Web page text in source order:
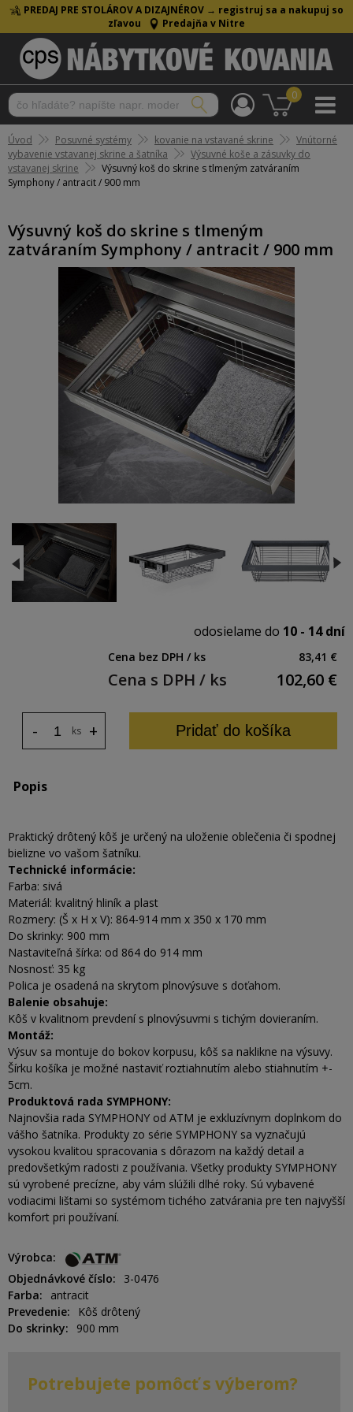
PREDAJ PRE STOLÁROV A DIZAJNÉROV → registruj sa a nakupuj so
zľavou
Predajňa v Nitre
0
Úvod Posuvné systémy kovanie na vstavané skrine
Vnútorné
vybavenie vstavanej skrine a šatníka
Výsuvné koše a zásuvky do
vstavanej skrine
Výsuvný koš do skrine s tlmeným zatváraním
Symphony / antracit / 900 mm
Výsuvný koš do skrine s tlmeným
zatváraním Symphony / antracit / 900 mm
odosielame do 10 - 14 dní
Cena bez DPH / ks 83,41 €
Cena s DPH / ks 102,60 €
ks +
- Pridať do košíka
Popis
Praktický drôtený kôš je určený na uloženie oblečenia či spodnej
bielizne vo vašom šatníku.
Technické informácie:
Farba: sivá
Materiál: kvalitný hliník a plast
Rozmery: (Š x H x V): 864-914 mm x 350 x 170 mm
Do skrinky: 900 mm
Nastaviteľná šírka: od 864 do 914 mm
Nosnosť: 35 kg
Polica je osadená na skrytom plnovýsuve s doťahom.
Balenie obsahuje:
Kôš v kvalitnom prevdení s plnovýsuvmi s tichým dovieraním.
Montáž:
Výsuv sa montuje do bokov korpusu, kôš sa naklikne na výsuvy.
Šírku košíka je možné nastaviť roztiahnutím alebo stiahnutím +-
5cm.
Produktová rada SYMPHONY:
Najnovšia rada SYMPHONY od ATM je exkluzívnym doplnkom do
vášho šatníka. Produkty zo série SYMPHONY sa vyznačujú
vysokou kvalitou spracovania s dôrazom na každý detail a
predovšetkým radosti z používania. Všetky produkty SYMPHONY
sú vyrobené precízne, aby vám slúžili dlhé roky. Sú vybavené
vodiacimi lištami so systémom tichého zatvárania pre ten najvyšší
komfort pri používaní.
Výrobca
Objednávkové číslo
3-0476
Farba
antracit
Prevedenie
Kôš drôtený
Do skrinky
900 mm
Potrebujete pomôcť s výberom?